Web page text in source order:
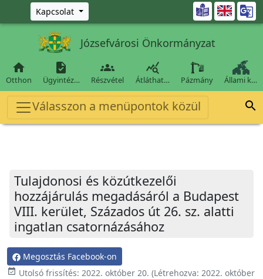
Ugrás a fő tartalomra
Kapcsolat 
Józsefvárosi Önkormányzat

Otthon

Ügyintéz…

Részvétel

Átláthat… Pázmány Állami k…
Válasszon a menüpontok közül 
Tulajdonosi és közútkezelői
hozzájárulás megadásáról a Budapest
VIII. kerület, Százados út 26. sz. alatti
ingatlan csatornázásához
Megosztás Facebook-on
event_available Utolsó frissítés: 2022. október 20. (Létrehozva: 2022. október